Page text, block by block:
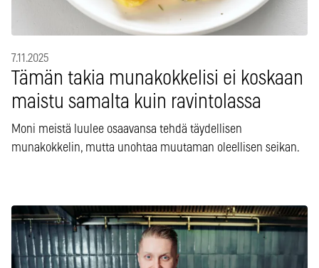
7.11.2025
Tämän takia munakokkelisi ei koskaan
maistu samalta kuin ravintolassa
Moni meistä luulee osaavansa tehdä täydellisen
munakokkelin, mutta unohtaa muutaman oleellisen seikan.